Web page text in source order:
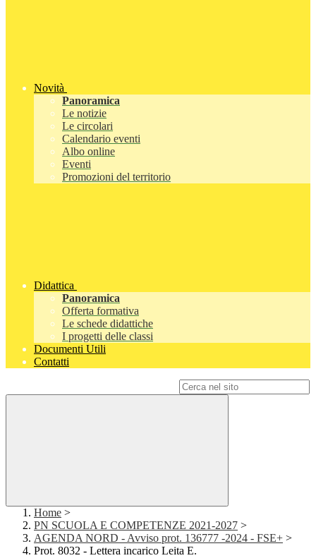
Novità
Panoramica
Le notizie
Le circolari
Calendario eventi
Albo online
Eventi
Promozioni del territorio
Didattica
Panoramica
Offerta formativa
Le schede didattiche
I progetti delle classi
Documenti Utili
Contatti
Home >
PN SCUOLA E COMPETENZE 2021-2027 >
AGENDA NORD - Avviso prot. 136777 -2024 - FSE+ >
Prot. 8032 - Lettera incarico Leita E.